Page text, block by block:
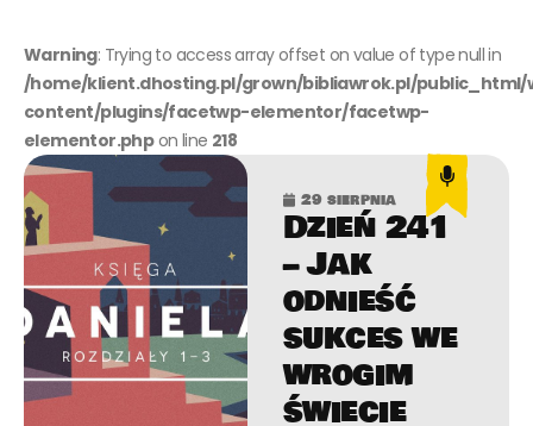
Warning: Trying to access array offset on value of type null in
/home/klient.dhosting.pl/grown/bibliawrok.pl/public_html/
content/plugins/facetwp-elementor/facetwp-
elementor.phpon line 218
29 sierpnia
Dzień 241
– Jak
odnieść
sukces we
wrogim
świecie